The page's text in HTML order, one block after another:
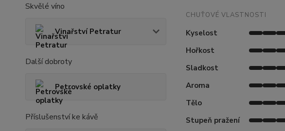
Skvělé víno
Vinařství Petratur
Další dobroty
Petrovské oplatky
Příslušenství ke kávě
CHUŤOVÉ VLASTNOSTI
Kyselost
Hořkost
Sladkost
Aroma
Tělo
Stupeň pražení